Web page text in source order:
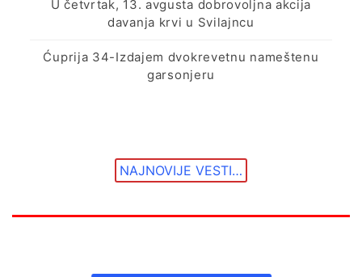
U četvrtak, 13. avgusta dobrovoljna akcija
davanja krvi u Svilajncu
Ćuprija 34-Izdajem dvokrevetnu nameštenu
garsonjeru
NAJNOVIJE VESTI…